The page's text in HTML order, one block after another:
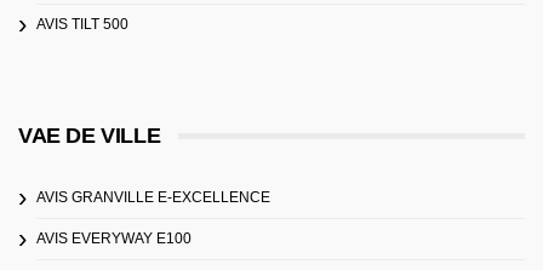
AVIS TILT 500
VAE DE VILLE
AVIS GRANVILLE E-EXCELLENCE
AVIS EVERYWAY E100